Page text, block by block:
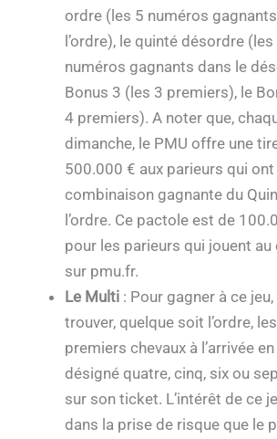
ordre (les 5 numéros
l’ordre), le quinté désordre (les
numéros gagnants dans le
Bonus 3 (les 3 premiers), le
4 premiers). A noter que,
dimanche, le PMU offre une
500.000 € aux parieurs qui
combinaison gagnante du
l’ordre. Ce pactole est de
pour les parieurs qui jouent au
sur pmu.fr.
Le Multi : Pour gagner à ce
trouver, quelque soit l’ordre,
premiers chevaux à l’arrivée
désigné quatre, cinq, six ou
sur son ticket. L’intérêt de ce
dans la prise de risque que le